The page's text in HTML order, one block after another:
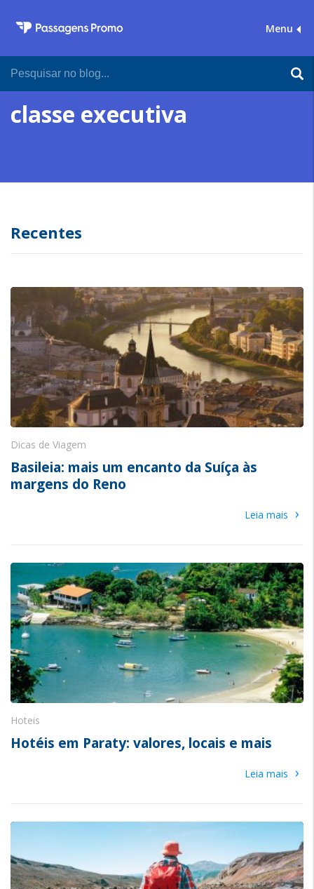
Menu
classe executiva
Recentes
Dicas de Viagem
Basileia: mais um encanto da Suíça às
margens do Reno
Leia mais ›
Hoteis
Hotéis em Paraty: valores, locais e mais
Leia mais ›